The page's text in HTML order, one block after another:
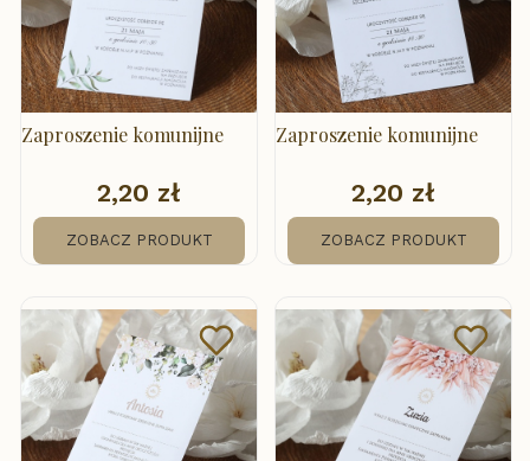
Zaproszenie komunijne
Cena
2,20 zł
ZOBACZ PRODUKT
Zaproszenie komunijne
Cena
2,20 zł
ZOBACZ PRODUKT